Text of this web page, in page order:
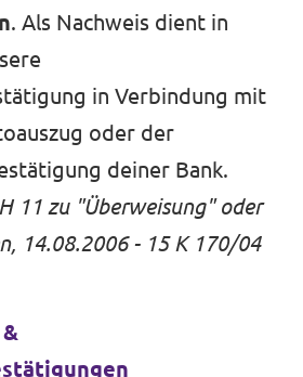
. Als Nachweis dient in
in Verbindung mit
oder der
deiner Bank.
11 zu "Überweisung" oder
14.08.2006 - 15 K 170/04